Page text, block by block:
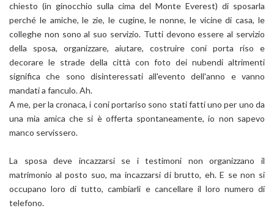
chiesto (in ginocchio sulla cima del Monte Everest) di sposarla
perché le amiche, le zie, le cugine, le nonne, le vicine di casa, le
colleghe non sono al suo servizio. Tutti devono essere al servizio
della sposa, organizzare, aiutare, costruire coni porta riso e
decorare le strade della città con foto dei nubendi altrimenti
significa che sono disinteressati all'evento dell'anno e vanno
mandati a fanculo. Ah.
A me, per la cronaca, i coni portariso sono stati fatti uno per uno da
una mia amica che si è offerta spontaneamente, io non sapevo
manco servissero.
La sposa deve incazzarsi se i testimoni non organizzano il
matrimonio al posto suo, ma incazzarsi di brutto, eh. E se non si
occupano loro di tutto, cambiarli e cancellare il loro numero di
telefono.